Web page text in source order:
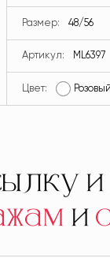
Размер: 48/56
Артикул: ML6397
Цвет: Розовый
и
и